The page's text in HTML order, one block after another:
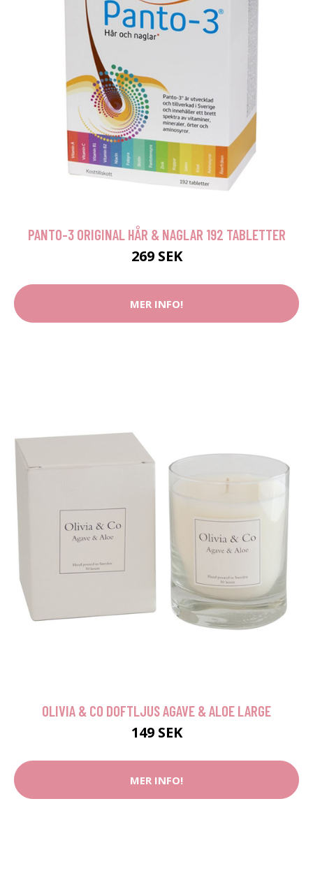
PANTO-3 ORIGINAL HÅR & NAGLAR 192 TABLETTER
269 SEK
MER INFO!
OLIVIA & CO DOFTLJUS AGAVE & ALOE LARGE
149 SEK
MER INFO!